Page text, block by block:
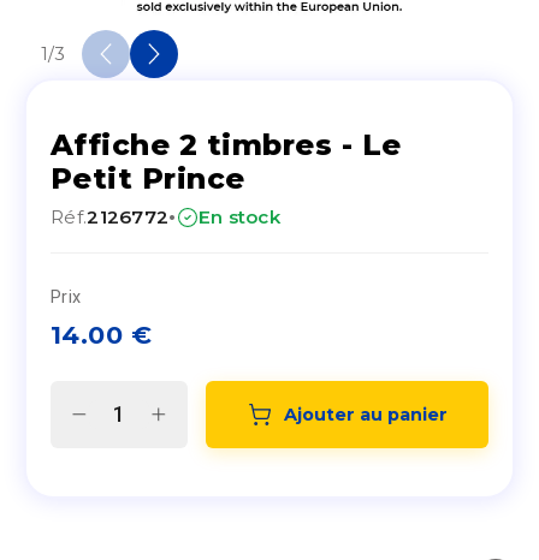
1/3
Affiche 2 timbres - Le
Petit Prince
Réf.2126772· En stock
Prix
14.00 €
Ajouter au panier